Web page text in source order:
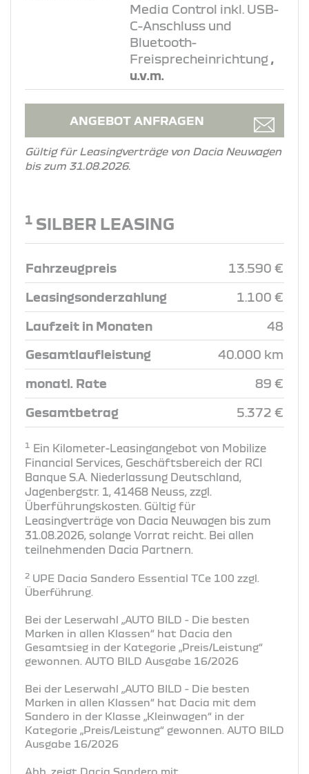
Media Control inkl. USB-
C-Anschluss und
Bluetooth-
Freisprecheinrichtung ,
u.v.m.
ANGEBOT ANFRAGEN
Gültig für Leasingverträge von Dacia Neuwagen
bis zum 31.08.2026.
1 SILBER LEASING
Fahrzeugpreis 13.590 €
Leasingsonderzahlung 1.100 €
Laufzeit in Monaten 48
Gesamtlaufleistung 40.000 km
monatl. Rate 89 €
Gesamtbetrag 5.372 €
1
Ein Kilometer-Leasingangebot von Mobilize
Financial Services, Geschäftsbereich der RCI
Banque S.A. Niederlassung Deutschland,
Jagenbergstr. 1, 41468 Neuss, zzgl.
Überführungskosten. Gültig für
Leasingverträge von Dacia Neuwagen bis zum
31.08.2026, solange Vorrat reicht. Bei allen
teilnehmenden Dacia Partnern.
2 UPE Dacia Sandero Essential TCe 100 zzgl.
Überführung.
Bei der Leserwahl „AUTO BILD - Die besten
Marken in allen Klassen“ hat Dacia den
Gesamtsieg in der Kategorie „Preis/Leistung“
gewonnen. AUTO BILD Ausgabe 16/2026
Bei der Leserwahl „AUTO BILD - Die besten
Marken in allen Klassen“ hat Dacia mit dem
Sandero in der Klasse „Kleinwagen“ in der
Kategorie „Preis/Leistung“ gewonnen. AUTO BILD
Ausgabe 16/2026
Abb. zeigt Dacia Sandero mit